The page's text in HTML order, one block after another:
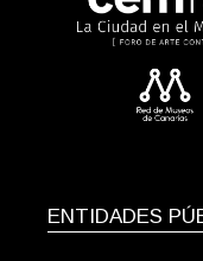
ENTIDADES